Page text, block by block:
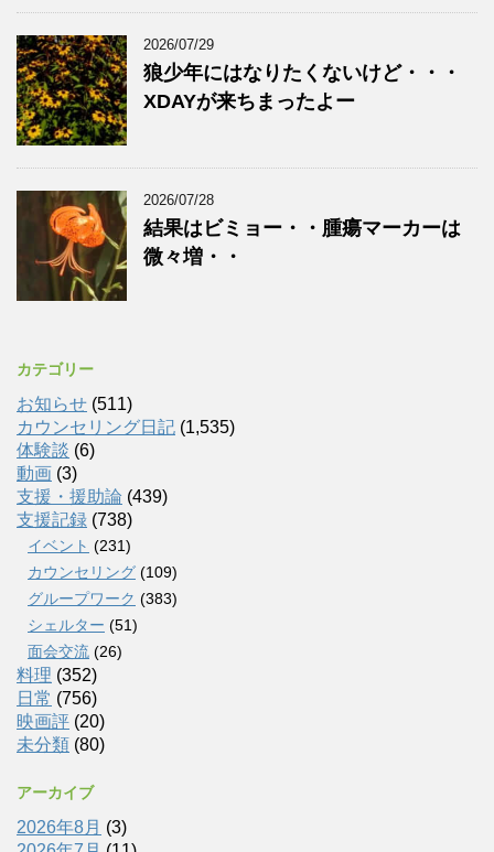
2026/07/29
狼少年にはなりたくないけど・・・
XDAYが来ちまったよー
2026/07/28
結果はビミョー・・腫瘍マーカーは
微々増・・
カテゴリー
お知らせ (511)
カウンセリング日記 (1,535)
体験談 (6)
動画 (3)
支援・援助論 (439)
支援記録 (738)
イベント (231)
カウンセリング (109)
グループワーク (383)
シェルター (51)
面会交流 (26)
料理 (352)
日常 (756)
映画評 (20)
未分類 (80)
アーカイブ
2026年8月 (3)